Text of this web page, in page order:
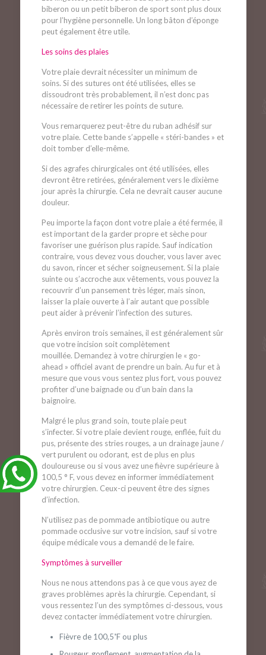
biberon ou un petit biberon de sport sont plus doux
pour l’hygiène personnelle. Un long bâton d’éponge
peut également être utile.
Les soins des plaies
Votre plaie devrait nécessiter un minimum de
soins. Si des sutures ont été utilisées, elles se
dissoudront très probablement, il n’est donc pas
nécessaire de retirer les points de suture.
Vous remarquerez peut-être du ruban adhésif sur
votre plaie. Cette bande s’appelle « stéri-bandes » et
doit tomber d’elle-même.
Si des agrafes chirurgicales ont été utilisées, elles
devront être retirées, généralement vers le dixième
jour après la chirurgie. Cela ne devrait causer aucune
douleur.
Peu importe la façon dont votre plaie a été fermée, il
est important de la garder propre et sèche pour
favoriser une guérison plus rapide. Sauf indication
contraire, vous devez vous doucher, vous laver avec
du savon, rincer et sécher soigneusement. Si la plaie
suinte ou s’accroche aux vêtements, vous pouvez la
recouvrir d’un pansement très léger, mais sinon,
laisser la plaie ouverte à l’air autant que possible
peut aider à prévenir l’infection des sutures.
Après environ trois semaines, il est généralement sûr
que votre incision soit complètement
mouillée. Demandez à votre chirurgien le « go-
ahead » officiel avant de prendre un bain. Au fur et à
mesure que vous vous sentez plus fort, vous pouvez
profiter d’une baignade ou d’un bain dans la
baignoire.
Malgré le plus grand soin, toute plaie peut
s’infecter. Si votre plaie devient rouge, enflée, fuit du
pus, présente des stries rouges, a un drainage jaune /
vert purulent ou odorant, est de plus en plus
douloureuse ou si vous avez une fièvre supérieure à
100,5 ° F, vous devez en informer immédiatement
votre chirurgien. Ceux-ci peuvent être des signes
d’infection.
N’utilisez pas de pommade antibiotique ou autre
pommade occlusive sur votre incision, sauf si votre
équipe médicale vous a demandé de le faire.
Symptômes à surveiller
Nous ne nous attendons pas à ce que vous ayez de
graves problèmes après la chirurgie. Cependant, si
vous ressentez l’un des symptômes ci-dessous, vous
devez contacter immédiatement votre chirurgien.
Fièvre de 100,5˚F ou plus